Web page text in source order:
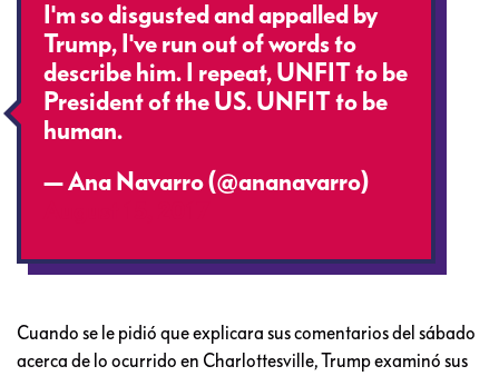
I'm so disgusted and appalled by
Trump, I've run out of words to
describe him. I repeat, UNFIT to be
President of the US. UNFIT to be
human.
— Ana Navarro (@ananavarro)
Cuando se le pidió que explicara sus comentarios del sábado
acerca de lo ocurrido en Charlottesville, Trump examinó sus